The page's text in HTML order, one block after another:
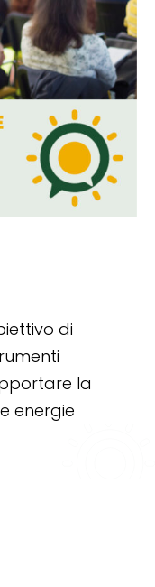
di
la
energie